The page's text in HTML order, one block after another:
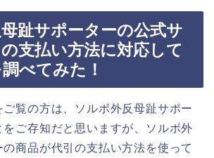
趾サポーターの公式サ
支払い方法に対応して
べてみた！
ご覧の方は、ソルボ外反母趾サポー
をご存知だと思いますが、ソルボ外
商品が代引の支払い方法を使って